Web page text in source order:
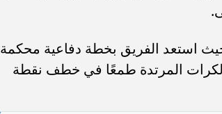
استعد الفريق بخطة دفاعية محكمة
المرتدة طمعًا في خطف نقطة